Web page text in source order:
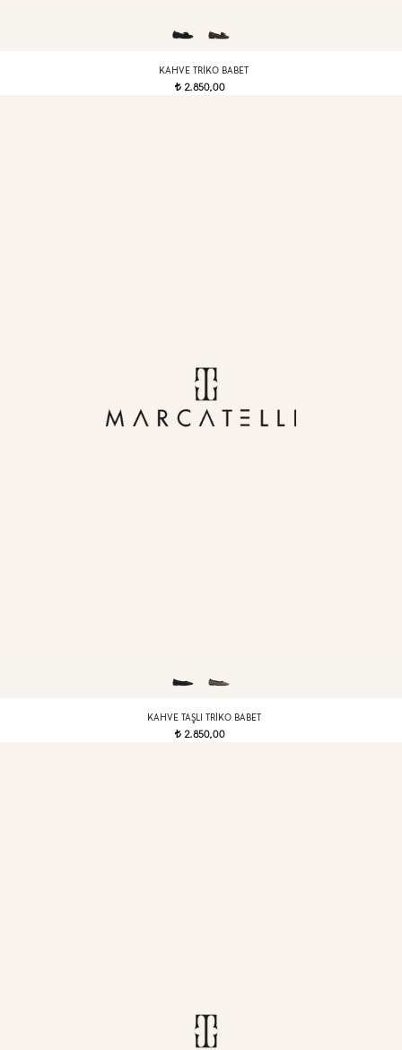
KAHVE TRIKO BABET
t 2.850,00
KAHVE TAŞLI TRIKO BABET
t 2.850,00